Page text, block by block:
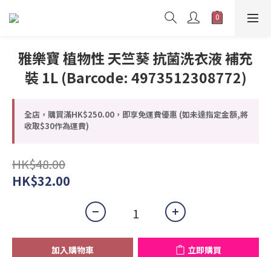
雅樂寶 植物性 天竺葵 抗菌洗衣液 補充
裝 1L (Barcode: 4973512308772)
全店，購買滿HK$250.00，即享免運費優惠 (如未達指定金額,將
收取$30作為運費)
HK$48.00
HK$32.00
加入購物車 立即購買